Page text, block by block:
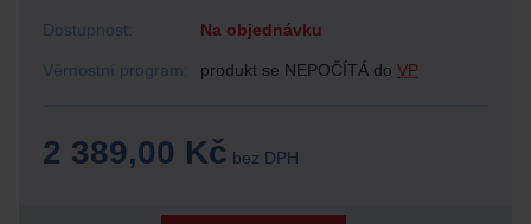
2 389,00 Kč bez DPH
Věrnostní program: produkt se NEPOČÍTÁ do VP
Dostupnost: Na objednávku